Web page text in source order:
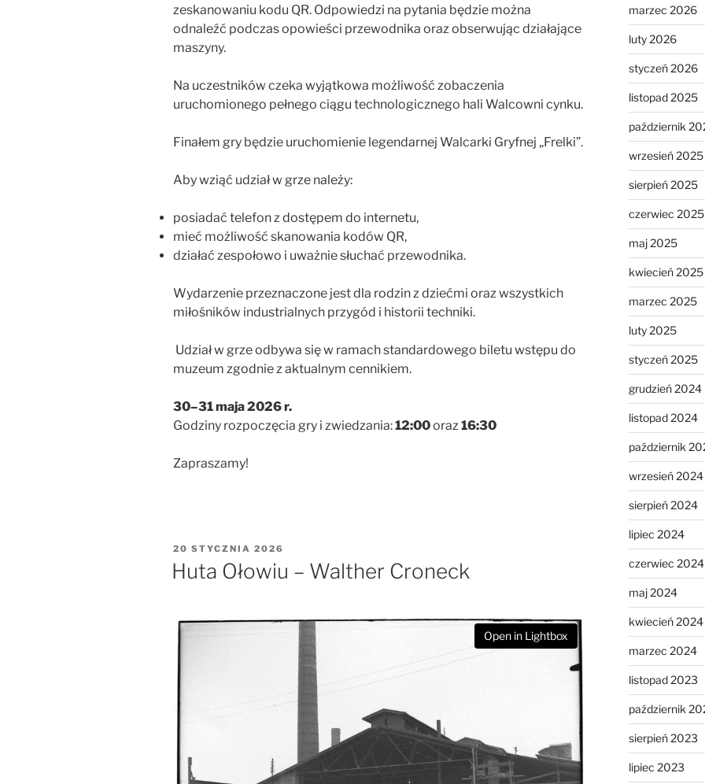
zeskanowaniu kodu QR. Odpowiedzi na pytania będzie można
odnaleźć podczas opowieści przewodnika oraz obserwując działające
maszyny.
Na uczestników czeka wyjątkowa możliwość zobaczenia
uruchomionego pełnego ciągu technologicznego hali Walcowni cynku.
Finałem gry będzie uruchomienie legendarnej Walcarki Gryfnej „Frelki”.
Aby wziąć udział w grze należy:
posiadać telefon z dostępem do internetu,
mieć możliwość skanowania kodów QR,
działać zespołowo i uważnie słuchać przewodnika.
Wydarzenie przeznaczone jest dla rodzin z dziećmi oraz wszystkich
miłośników industrialnych przygód i historii techniki.
Udział w grze odbywa się w ramach standardowego biletu wstępu do
muzeum zgodnie z aktualnym cennikiem.
30–31 maja 2026 r.
Godziny rozpoczęcia gry i zwiedzania:12:00oraz16:30
Zapraszamy!
OPUBLIKOWANE
W
20 STYCZNIA 2026
Huta Ołowiu – Walther Croneck
Open in Lightbox
marzec 2026
luty 2026
styczeń 2026
listopad 2025
październik
wrzesień 2025
sierpień 2025
czerwiec 2025
maj 2025
kwiecień 2025
marzec 2025
luty 2025
styczeń 2025
grudzień 2024
listopad 2024
październik
wrzesień 2024
sierpień 2024
lipiec 2024
czerwiec 2024
maj 2024
kwiecień 2024
marzec 2024
listopad 2023
październik
sierpień 2023
lipiec 2023